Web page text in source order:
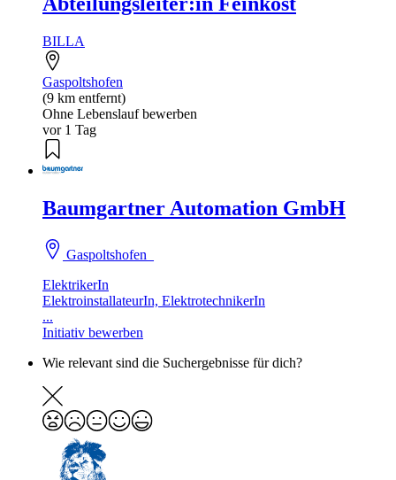
BILLA
Gaspoltshofen
(9 km entfernt)
Ohne Lebenslauf bewerben
vor 1 Tag
Baumgartner Automation GmbH
Gaspoltshofen
ElektrikerIn
ElektroinstallateurIn, ElektrotechnikerIn
...
Initiativ bewerben
Wie relevant sind die Suchergebnisse für dich?